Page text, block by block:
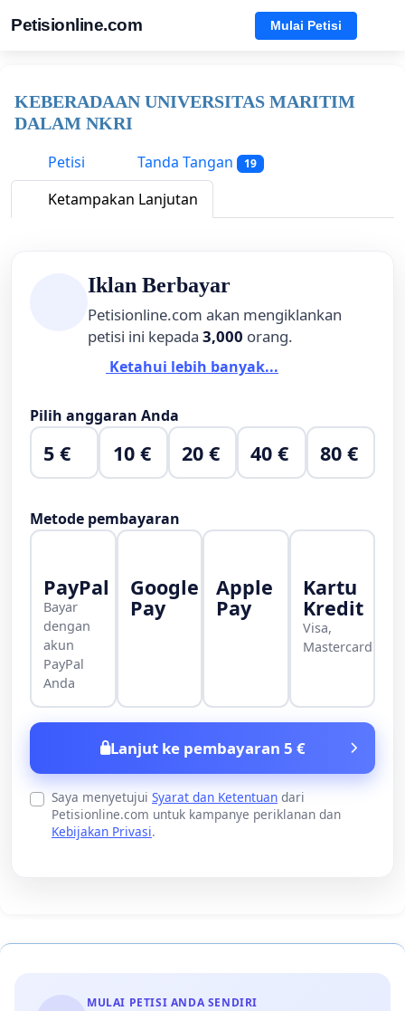
Petisionline.com Mulai Petisi
KEBERADAAN UNIVERSITAS MARITIM
DALAM NKRI
Petisi
Tanda Tangan 19
Ketampakan Lanjutan
Iklan Berbayar
Petisionline.com akan mengiklankan
petisi ini kepada 3,000 orang.
Ketahui lebih banyak...
Pilih anggaran Anda
5 € 10 € 20 € 40 € 80 €
Metode pembayaran
PayPal
Bayar
dengan
akun
PayPal
Anda
Google
Pay
Apple
Pay
Kartu
Kredit
Visa,
Mastercard
Lanjut ke pembayaran 5 €
Saya menyetujui Syarat dan Ketentuan dari
Petisionline.com untuk kampanye periklanan dan
Kebijakan Privasi.
MULAI PETISI ANDA SENDIRI